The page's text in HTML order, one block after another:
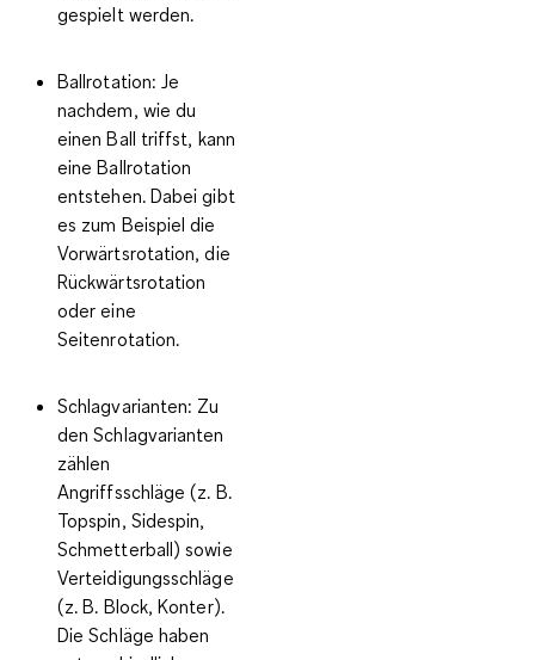
gespielt werden.
Ballrotation: Je
nachdem, wie du
einen Ball triffst, kann
eine Ballrotation
entstehen. Dabei gibt
es zum Beispiel die
Vorwärtsrotation, die
Rückwärtsrotation
oder eine
Seitenrotation.
Schlagvarianten: Zu
den Schlagvarianten
zählen
Angriffsschläge (z. B.
Topspin, Sidespin,
Schmetterball) sowie
Verteidigungsschläge
(z. B. Block, Konter).
Die Schläge haben